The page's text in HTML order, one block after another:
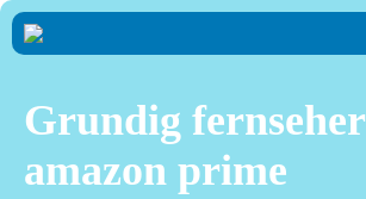
Grundig fernseher
amazon prime